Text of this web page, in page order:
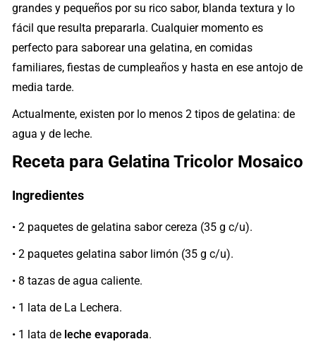
grandes y pequeños por su rico sabor, blanda textura y lo
fácil que resulta prepararla. Cualquier momento es
perfecto para saborear una gelatina, en comidas
familiares, fiestas de cumpleaños y hasta en ese antojo de
media tarde.
Actualmente, existen por lo menos 2 tipos de gelatina: de
agua y de leche.
Receta para Gelatina Tricolor Mosaico
Ingredientes
• 2 paquetes de gelatina sabor cereza (35 g c/u).
• 2 paquetes gelatina sabor limón (35 g c/u).
• 8 tazas de agua caliente.
• 1 lata de La Lechera.
• 1 lata de leche evaporada.